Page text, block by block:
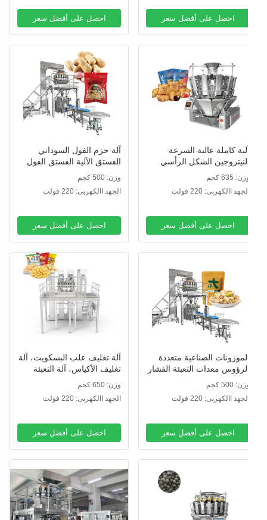
احصل على أفضل سعر احصل على أفضل سعر
كاملة عالية السرعة
الشكل الرأسي
الختم كيس وجبة خفيفة
الوزن النفخات الغذاء
حزمة آلة
االكهربى: 220 فولت
احصل على أفضل سعر
آلة حزم الفول السوداني
الفستق الآلية الفستق الفول
السوداني الفول السوداني
المحمص آلة حزم الموز
متعددة الرؤوس
الجهد االكهربى: 220 فولت
احصل على أفضل سعر
الصناعية متعددة
معدات التعبئة الفشار
خفيفة السكر
القهوة الكوكيز
الكيس البلاستيكي خط
االكهربى: 220 فولت
احصل على أفضل سعر
آلة تغليف علب البسكويت، آلة
تغليف الأكياس، آلة التعبئة
والتغليف في علب الكرتون،
آلة تغليف البسكويت في
علب، آلة تغليف البسكويت
الجهد االكهربى: 220 فولت
احصل على أفضل سعر